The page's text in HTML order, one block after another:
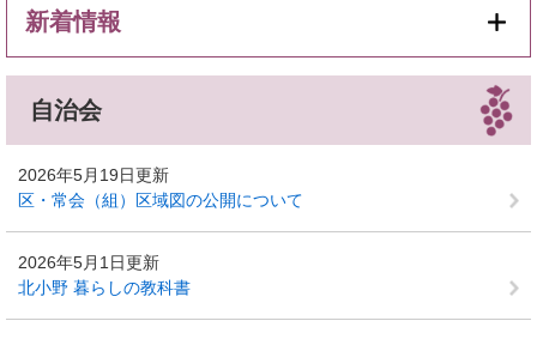
新着情報
自治会
2026年5月19日更新
区・常会（組）区域図の公開について
2026年5月1日更新
北小野 暮らしの教科書